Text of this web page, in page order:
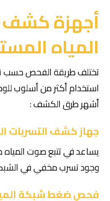
أجهزة كشف
المياه
تختلف طريقة الفحص حسب
استخدام أكثر من أسلوب
أشهر طرق الكشف :
جهاز كشف التسربات
يساعد في تتبع صوت المياه
وجود تسرب مخفي في
فحص ضغط شبكة